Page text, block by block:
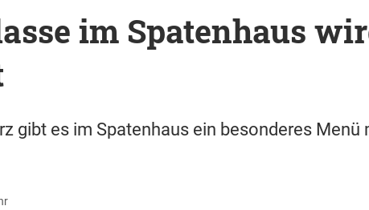
im Spatenhaus
gibt es im Spatenhaus ein besonderes Menü